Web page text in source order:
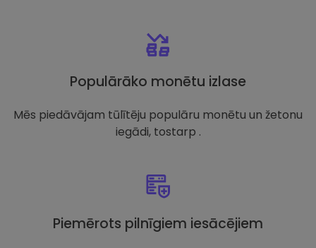
Populārāko monētu izlase
Mēs piedāvājam tūlītēju populāru monētu un žetonu
iegādi, tostarp .
Piemērots pilnīgiem iesācējiem